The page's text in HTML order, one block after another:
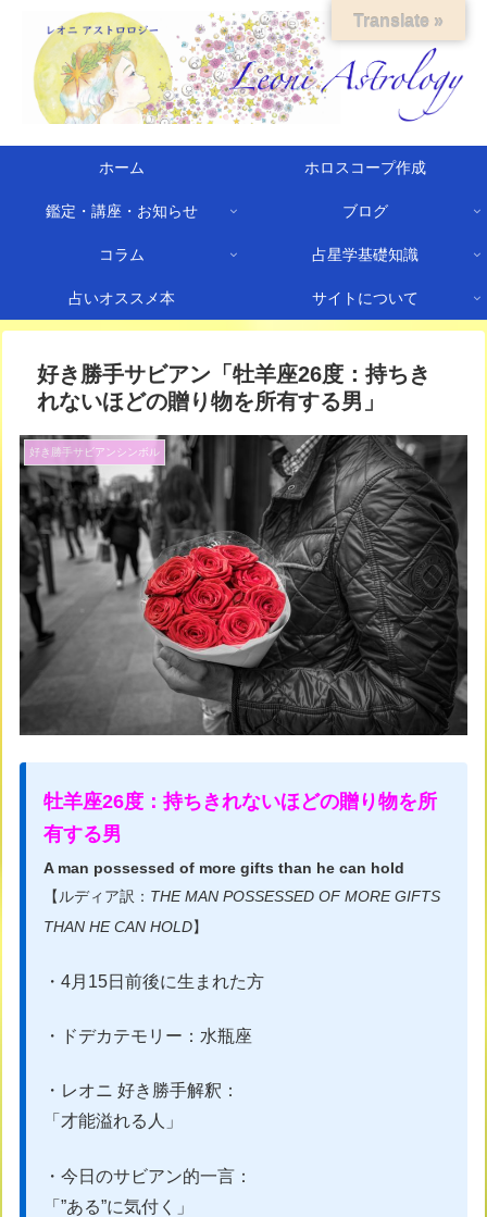
ホーム ホロスコープ作成
鑑定・講座・お知らせ ブログ
コラム 占星学基礎知識
占いオススメ本 サイトについて
好き勝手サビアン「牡羊座26度：持ちき
れないほどの贈り物を所有する男」
好き勝手サビアンシンボル
牡羊座26度：持ちきれないほどの贈り物を所
有する男
A man possessed of more gifts than he can hold
【ルディア訳： THE MAN POSSESSED OF MORE GIFTS
THAN HE CAN HOLD】
・4月15日前後に生まれた方
・ドデカテモリー：水瓶座
・レオニ 好き勝手解釈：
「才能溢れる人」
・今日のサビアン的一言：
「”ある”に気付く」
Translate »